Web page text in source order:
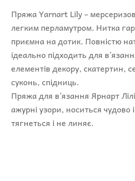
Пряжа Yarnart Lily –
легким перламутром. Нитка
приємна на дотик. Повністю
ідеально підходить для
елементів декору, скатертин,
суконь, спідниць.
Пряжа для в’язання Ярнарт
ажурні узори, носиться чудово
тягнеться і не линяє.